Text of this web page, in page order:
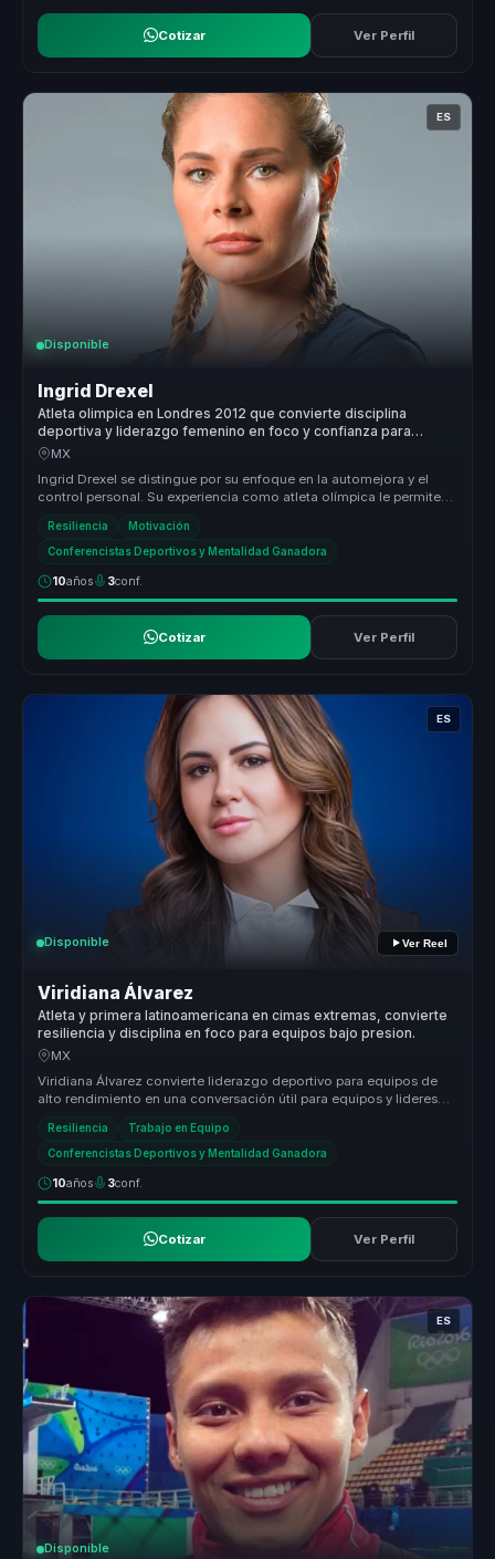
Cotizar Ver Perfil
ES
Disponible
Ingrid Drexel
Atleta olimpica en Londres 2012 que convierte disciplina
deportiva y liderazgo femenino en foco y confianza para
lideres y equipos.
MX
Ingrid Drexel se distingue por su enfoque en la automejora y el
control personal. Su experiencia como atleta olímpica le permite
Resiliencia Motivación
Conferencistas Deportivos y Mentalidad Ganadora
10años 3conf.
Cotizar Ver Perfil
ES
Disponible Ver Reel
Viridiana Álvarez
Atleta y primera latinoamericana en cimas extremas, convierte
resiliencia y disciplina en foco para equipos bajo presion.
MX
Viridiana Álvarez convierte liderazgo deportivo para equipos de
alto rendimiento en una conversación útil para equipos y lideres
Resiliencia Trabajo en Equipo
Conferencistas Deportivos y Mentalidad Ganadora
10años 3conf.
Cotizar Ver Perfil
ES
Disponible